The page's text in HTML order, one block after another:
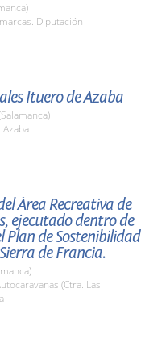
Diputación
Ituero de Azaba
Área Recreativa de
ejecutado dentro de
Plan de Sostenibilidad
de Francia.
(Ctra. Las